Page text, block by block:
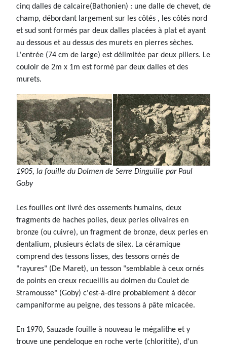
cinq dalles de calcaire(Bathonien) : une dalle de chevet, de
champ, débordant largement sur les côtés , les côtés nord
et sud sont formés par deux dalles placées à plat et ayant
au dessous et au dessus des murets en pierres sèches.
L'entrée (74 cm de large) est délimitée par deux piliers. Le
couloir de 2m x 1m est formé par deux dalles et des
murets.
1905, la fouille du Dolmen de Serre Dinguille par Paul
Goby
Les fouilles ont livré des ossements humains, deux
fragments de haches polies, deux perles olivaires en
bronze (ou cuivre), un fragment de bronze, deux perles en
dentalium, plusieurs éclats de silex. La céramique
comprend des tessons lisses, des tessons ornés de
"rayures" (De Maret), un tesson "semblable à ceux ornés
de points en creux recueillis au dolmen du Coulet de
Stramousse" (Goby) c'est-à-dire probablement à décor
campaniforme au peigne, des tessons à pâte micacée.
En 1970, Sauzade fouille à nouveau le mégalithe et y
trouve une pendeloque en roche verte (chloritite), d'un